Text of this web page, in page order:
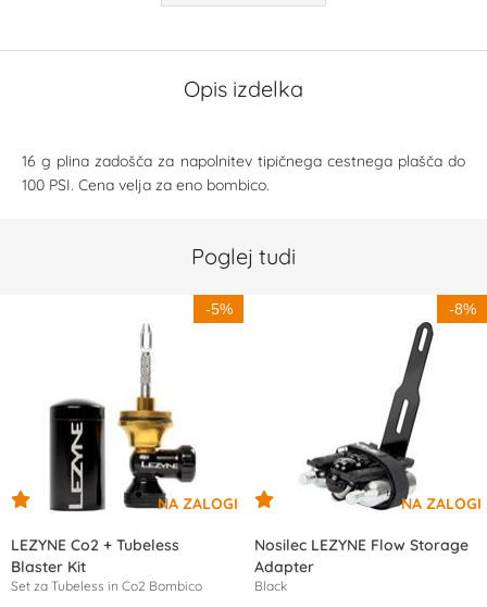
Opis izdelka
16 g plina zadošča za napolnitev tipičnega cestnega plašča do
100 PSI. Cena velja za eno bombico.
Poglej tudi
-5%
LEZYNE Co2 + Tubeless
Blaster Kit
Set za Tubeless in Co2 Bombico
-8%
Nosilec LEZYNE Flow Storage
Adapter
Black